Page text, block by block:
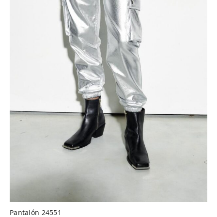
Pantalón 24551